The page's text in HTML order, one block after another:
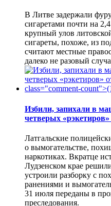
В Литве задержали
сигаретами почти на
крупный улов
сигареты, похоже, из
считают местные
далеко не разовый
Избили, запихали в
четверых
Латгальские
о вымогательстве,
наркотиках. Вкратце
Лудзенском крае
устроили разборку с
ранениями и
31 июля переданы в
преследования.